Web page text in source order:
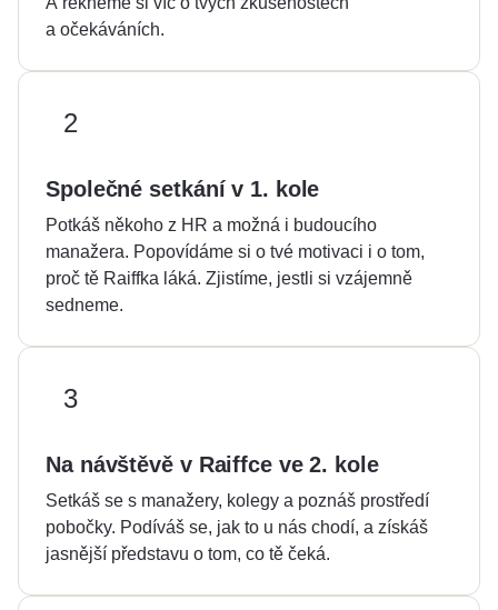
a očekáváních.
2
Společné setkání v 1. kole
Potkáš někoho z HR a možná i budoucího
manažera. Popovídáme si o tvé motivaci i o tom,
proč tě Raiffka láká. Zjistíme, jestli si vzájemně
sedneme.
3
Na návštěvě v Raiffce ve 2. kole
Setkáš se s manažery, kolegy a poznáš prostředí
pobočky. Podíváš se, jak to u nás chodí, a získáš
jasnější představu o tom, co tě čeká.